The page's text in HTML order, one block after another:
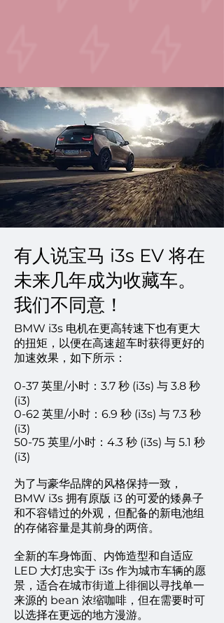
有人说宝马 i3s EV 将在
未来几年成为收藏车。
我们不同意！
BMW i3s 电机在更高转速下也有更大
的扭矩，以便在高速超车时获得更好的
加速效果，如下所示：
0-37 英里/小时：3.7 秒 (i3s) 与 3.8 秒
(i3)
0-62 英里/小时：6.9 秒 (i3s) 与 7.3 秒
(i3)
50-75 英里/小时：4.3 秒 (i3s) 与 5.1 秒
(i3)
为了与豪华品牌的风格保持一致，
BMW i3s 拥有原版 i3 的可爱的矮鼻子
和不容错过的外观，但配备的新电池组
的存储容量是其前身的两倍。
全新的车身饰面、内饰造型和自适应
LED 大灯忠实于 i3s 作为城市车辆的愿
景，适合在城市街道上徘徊以寻找单一
来源的 bean 浓缩咖啡，但在需要时可
以选择在更远的地方漫游。